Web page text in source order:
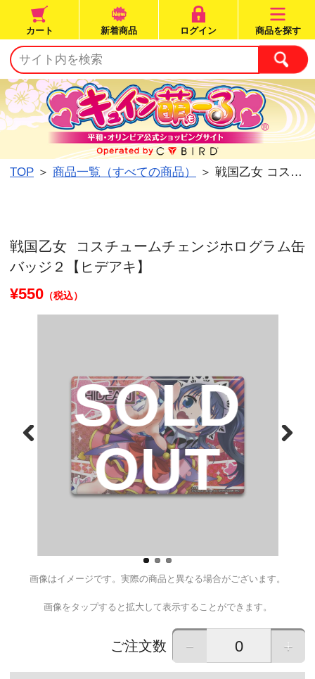
カート 新着商品 ログイン
TOP＞ 商品一覧（すべての商品）＞ 戦国乙女 コ
バッジ２【ヒデアキ】
¥550 （税込）